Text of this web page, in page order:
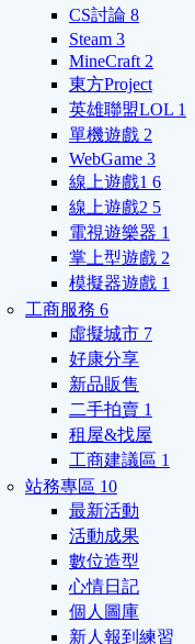
CS討論 8
Steam 3
MineCraft 2
東方Project
英雄聯盟LOL 1
單機遊戲 2
WebGame 3
線上遊戲1 6
線上遊戲2 5
電視遊樂器 1
掌上型遊戲 2
模擬器遊戲 1
工商服務 6
虛擬城市 7
好康分享
新品販售
二手拍賣 1
租屋&找屋
工商建議區 1
站務專區 10
最新活動
活動成果
數位造型
心情日記
個人圖庫
新人報到練習